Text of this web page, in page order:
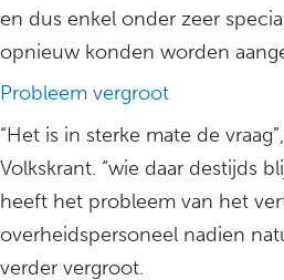
en dus enkel onder zeer
opnieuw konden worden
Probleem vergroot
“Het is in sterke mate de
Volkskrant. “wie daar destijds
heeft het probleem van het
overheidspersoneel nadien
verder vergroot.